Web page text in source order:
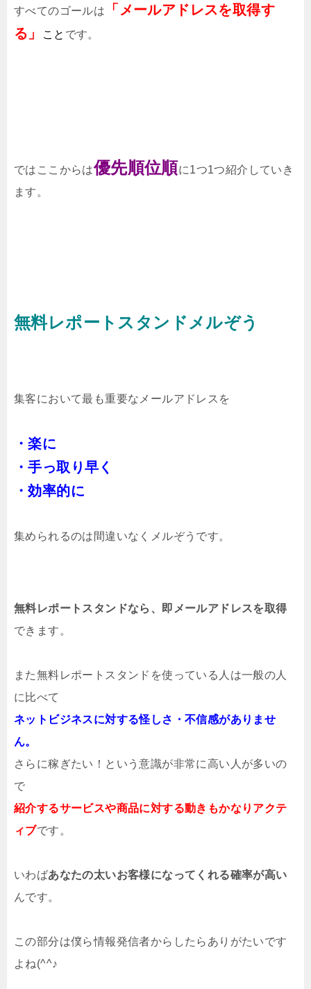
すべてのゴールは
「メールアドレスを取得す
る」
こと です。
ではここからは優先順位順に1つ1つ紹介していき
ます。
無料レポートスタンドメルぞう
集客において最も重要なメールアドレスを
・楽に
・手っ取り早く
・効率的に
集められるのは間違いなくメルぞうです。
無料レポートスタンドなら、即メールアドレスを取得
できます。
また無料レポートスタンドを使っている人は一般の人
に比べて
ネットビジネスに対する怪しさ・不信感がありませ
ん。
さらに稼ぎたい！という意識が非常に高い人が多いの
で
紹介するサービスや商品に対する動きもかなりアクテ
ィブです。
いわばあなたの太いお客様になってくれる確率が高い
んです。
この部分は僕ら情報発信者からしたらありがたいです
よね(^^♪